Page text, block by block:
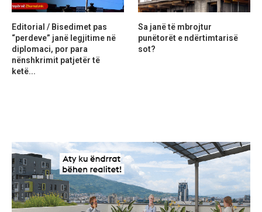
Editorial / Bisedimet pas
“perdeve” janë legjitime në
diplomaci, por para
nënshkrimit patjetër të
ketë...
Sa janë të mbrojtur
punëtorët e ndërtimtarisë
sot?